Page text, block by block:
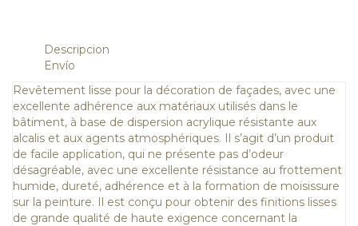
Descripcion
Envío
Revêtement lisse pour la décoration de façades, avec une
excellente adhérence aux matériaux utilisés dans le
bâtiment, à base de dispersion acrylique résistante aux
alcalis et aux agents atmosphériques. Il s’agit d’un produit
de facile application, qui ne présente pas d’odeur
désagréable, avec une excellente résistance au frottement
humide, dureté, adhérence et à la formation de moisissure
sur la peinture. Il est conçu pour obtenir des finitions lisses
de grande qualité de haute exigence concernant la